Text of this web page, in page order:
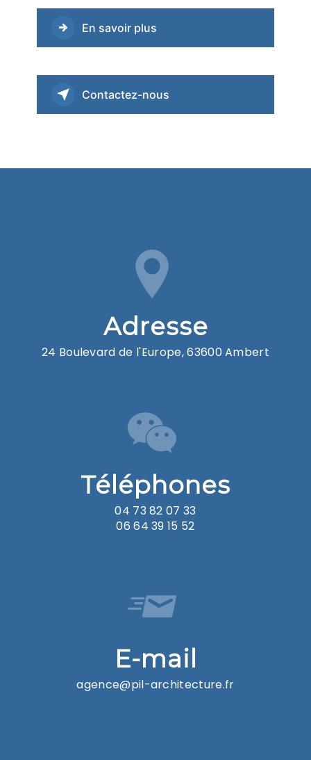
En savoir plus
Contactez-nous
Adresse
24 Boulevard de l'Europe, 63600 Ambert
Téléphones
04 73 82 07 33
06 64 39 15 52
E-mail
agence@pil-architecture.fr